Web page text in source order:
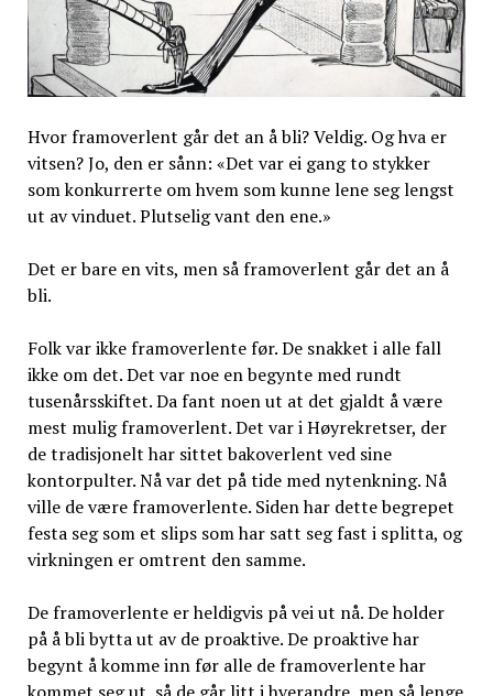
Hvor framoverlent går det an å bli? Veldig. Og hva er
vitsen? Jo, den er sånn: «Det var ei gang to stykker
som konkurrerte om hvem som kunne lene seg lengst
ut av vinduet. Plutselig vant den ene.»
Det er bare en vits, men så framoverlent går det an å
bli.
Folk var ikke framoverlente før. De snakket i alle fall
ikke om det. Det var noe en begynte med rundt
tusenårsskiftet. Da fant noen ut at det gjaldt å være
mest mulig framoverlent. Det var i Høyrekretser, der
de tradisjonelt har sittet bakoverlent ved sine
kontorpulter. Nå var det på tide med nytenkning. Nå
ville de være framoverlente. Siden har dette begrepet
festa seg som et slips som har satt seg fast i splitta, og
virkningen er omtrent den samme.
De framoverlente er heldigvis på vei ut nå. De holder
på å bli bytta ut av de proaktive. De proaktive har
begynt å komme inn før alle de framoverlente har